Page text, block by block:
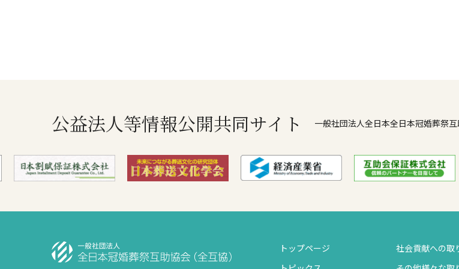
公益法人等情報公開共同サイト 一般社団法人全日本全日本冠婚葬祭互
トップページ
社会貢献への取